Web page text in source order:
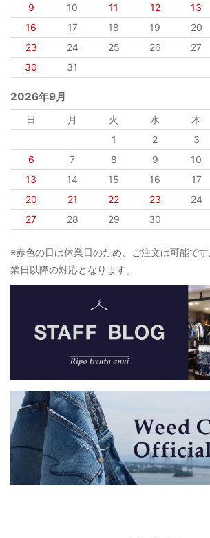
9
10 11 12 13
16
17 18 19 20
23
24 25 26 27
30
31
2026年9月
日 月 火 水 木
1
2 3
6
7 8 9 10
13
14 15 16 17
20
21 22 23 24
27
28 29 30
※赤色の日は休業日のため、ご注文は可能で
業日以降の対応となります。